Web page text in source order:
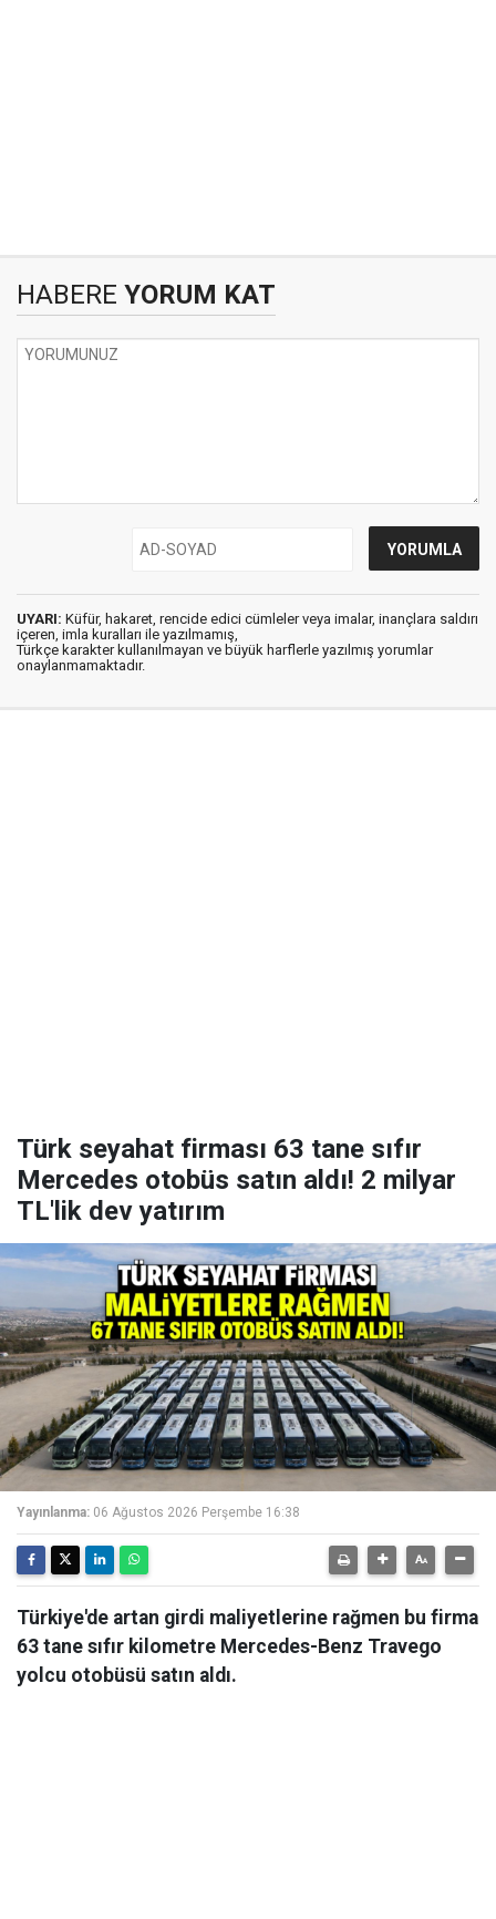
HABERE YORUM KAT
UYARI: Küfür, hakaret, rencide edici cümleler veya imalar, inançlara saldırı
içeren, imla kuralları ile yazılmamış,
Türkçe karakter kullanılmayan ve büyük harflerle yazılmış yorumlar
onaylanmamaktadır.
Türk seyahat firması 63 tane sıfır
Mercedes otobüs satın aldı! 2 milyar
TL'lik dev yatırım
Yayınlanma: 06 Ağustos 2026 Perşembe 16:38
Türkiye'de artan girdi maliyetlerine rağmen bu firma
63 tane sıfır kilometre Mercedes-Benz Travego
yolcu otobüsü satın aldı.